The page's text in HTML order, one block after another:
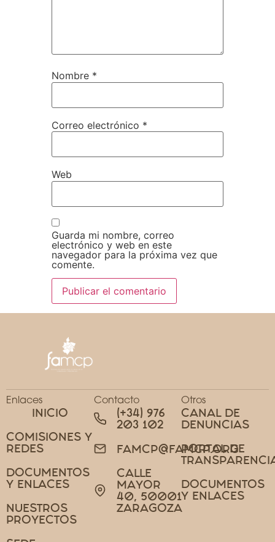
Nombre *
Correo electrónico *
Web
Guarda mi nombre, correo
electrónico y web en este
navegador para la próxima vez que
comente.
Enlaces
INICIO
COMISIONES Y
REDES
DOCUMENTOS
Y ENLACES
NUESTROS
PROYECTOS
Contacto
(+34) 976
203 102
FAMCP@FAMCP.ORG
CALLE
MAYOR
40, 50001
ZARAGOZA
Otros
CANAL DE
DENUNCIAS
PORTAL DE
DOCUMENTOS
Y ENLACES